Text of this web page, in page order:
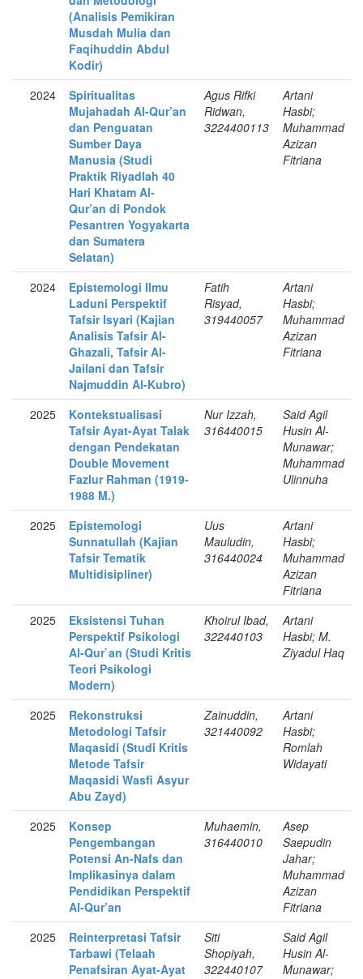
(Analisis Pemikiran
Musdah Mulia dan
Faqihuddin Abdul
Kodir)
2024
Spiritualitas
Mujahadah Al-Qur’an
dan Penguatan
Sumber Daya
Manusia (Studi
Praktik Riyadlah 40
Hari Khatam Al-
Qur’an di Pondok
Pesantren Yogyakarta
dan Sumatera
Selatan)
Agus Rifki
Ridwan,
3224400113
Artani
Hasbi;
Muhammad
Azizan
Fitriana
2024
Epistemologi Ilmu
Laduni Perspektif
Tafsir Isyari (Kajian
Analisis Tafsir Al-
Ghazali, Tafsir Al-
Jailani dan Tafsir
Najmuddin Al-Kubro)
Fatih
Risyad,
319440057
Artani
Hasbi;
Muhammad
Azizan
Fitriana
2025
Kontekstualisasi
Tafsir Ayat-Ayat Talak
dengan Pendekatan
Double Movement
Fazlur Rahman (1919-
1988 M.)
Nur Izzah,
316440015
Said Agil
Husin Al-
Munawar;
Muhammad
Ulinnuha
2025
Epistemologi
Sunnatullah (Kajian
Tafsir Tematik
Multidisipliner)
Uus
Mauludin,
316440024
Artani
Hasbi;
Muhammad
Azizan
Fitriana
2025
Eksistensi Tuhan
Perspektif Psikologi
Al-Qur`an (Studi Kritis
Teori Psikologi
Modern)
Khoirul Ibad,
322440103
Artani
Hasbi; M.
Ziyadul Haq
2025
Rekonstruksi
Metodologi Tafsir
Maqasidi (Studi Kritis
Metode Tafsir
Maqasidi Wasfi Asyur
Abu Zayd)
Zainuddin,
321440092
Artani
Hasbi;
Romlah
Widayati
2025
Konsep
Pengembangan
Potensi An-Nafs dan
Implikasinya dalam
Pendidikan Perspektif
Al-Qur’an
Muhaemin,
316440010
Asep
Saepudin
Jahar;
Muhammad
Azizan
Fitriana
2025
Reinterpretasi Tafsir
Tarbawi (Telaah
Penafsiran Ayat-Ayat
Siti
Shopiyah,
322440107
Said Agil
Husin Al-
Munawar;